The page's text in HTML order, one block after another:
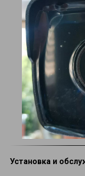
Установка и